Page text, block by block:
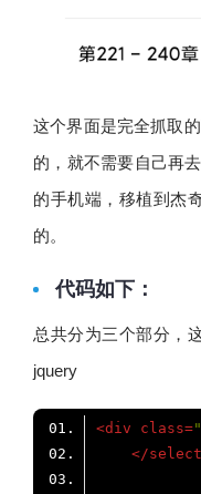
这个界面是完全抓取
的，就不需要自己再
的手机端，移植到杰
的。
代码如下：
总共分为三个部分，
jquery
<div class=
</